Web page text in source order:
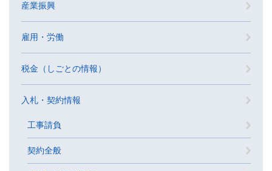
産業振興
雇用・労働
税金（しごとの情報）
入札・契約情報
工事請負
契約全般